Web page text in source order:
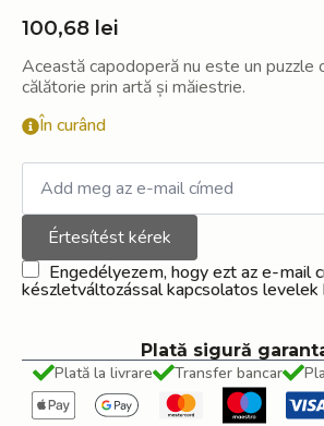
100,68 lei
Această capodoperă nu este un puzzle
călătorie prin artă și măiestrie.
În curând
Értesítést kérek
Engedélyezem, hogy ezt az e-mail
készletváltozással kapcsolatos levelek
Plată sigură
Plată la livrare
Transfer bancar